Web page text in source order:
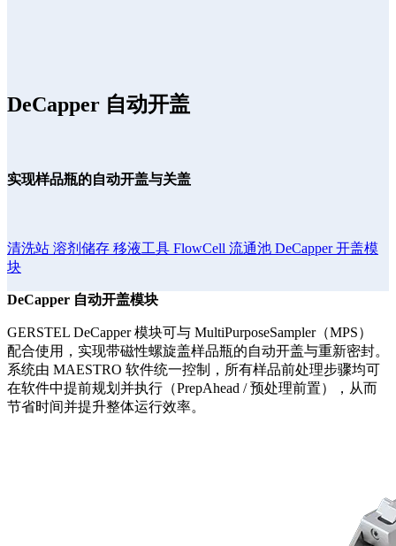
DeCapper 自动开盖
实现样品瓶的自动开盖与关盖
清洗站 溶剂储存 移液工具 FlowCell 流通池 DeCapper 开盖模
块
DeCapper 自动开盖模块
GERSTEL DeCapper 模块可与 MultiPurposeSampler（MPS）
配合使用，实现带磁性螺旋盖样品瓶的自动开盖与重新密封。
系统由 MAESTRO 软件统一控制，所有样品前处理步骤均可
在软件中提前规划并执行（PrepAhead / 预处理前置），从而
节省时间并提升整体运行效率。